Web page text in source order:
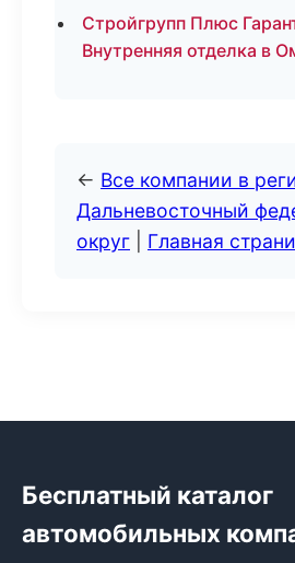
Стройгрупп Плюс
Внутренняя отделка в
← Все компании в
Дальневосточный
округ
Главная
Бесплатный каталог
автомобильных